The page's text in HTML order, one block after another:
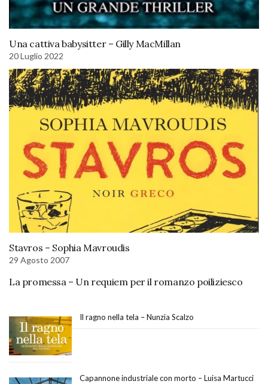
Una cattiva babysitter – Gilly MacMillan
20 Luglio 2022
Stavros – Sophia Mavroudis
29 Agosto 2007
La promessa – Un requiem per il romanzo poiliziesco
Il ragno nella tela – Nunzia Scalzo
Capannone industriale con morto – Luisa Martucci